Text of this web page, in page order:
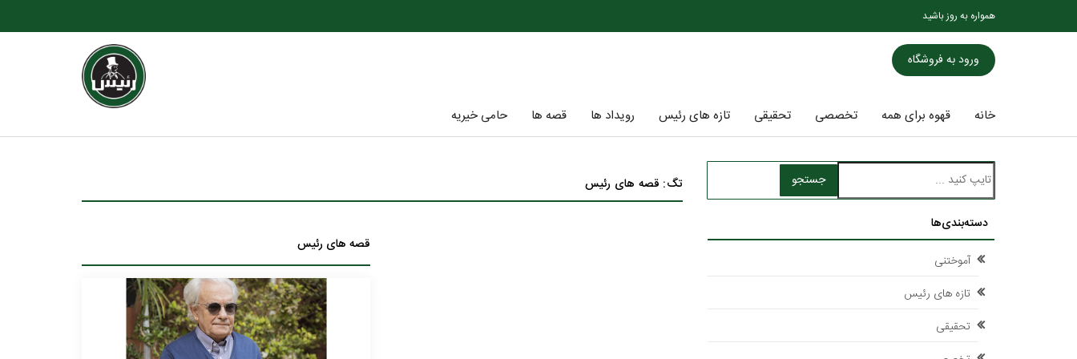
همواره به روز باشید
ورود به فروشگاه
خانه قهوه برای همه تخصصی تحقیقی تازه های رئیس رویداد ها قصه ها حامی خیریه
تگ: قصه های رئیس
قصه های رئیس
جستجو
دسته‌بندی‌ها
آموختنی
تازه های رئیس
تحقیقی